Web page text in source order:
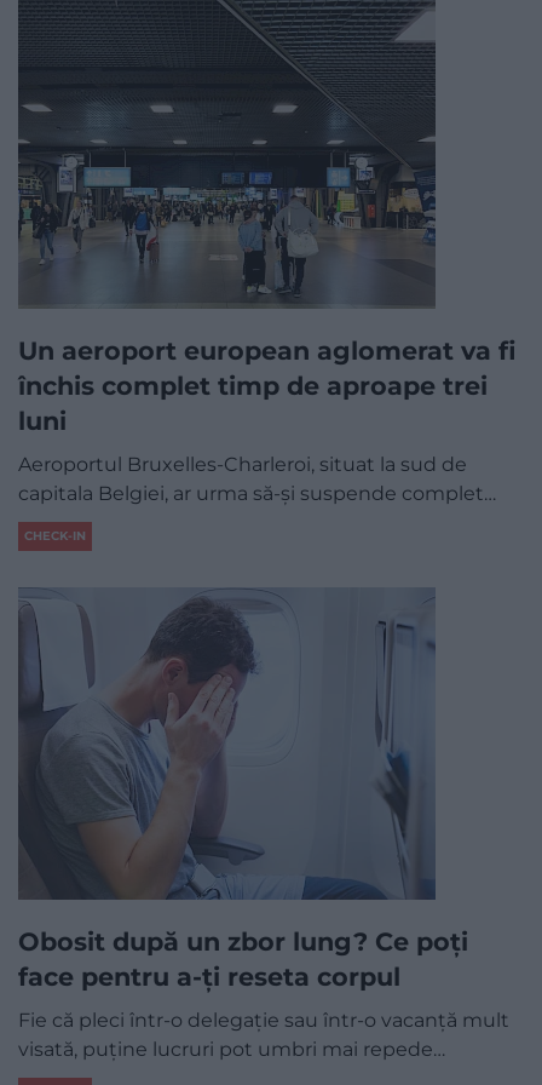
Un aeroport european aglomerat va fi
închis complet timp de aproape trei
luni
Aeroportul Bruxelles-Charleroi, situat la sud de
capitala Belgiei, ar urma să-și suspende complet…
CHECK-IN
Obosit după un zbor lung? Ce poți
face pentru a-ți reseta corpul
Fie că pleci într-o delegație sau într-o vacanță mult
visată, puține lucruri pot umbri mai repede…